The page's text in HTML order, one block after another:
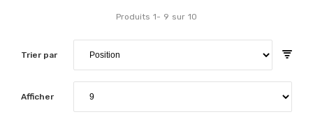
Trier par
Produits 1- 9 sur 10
Afficher